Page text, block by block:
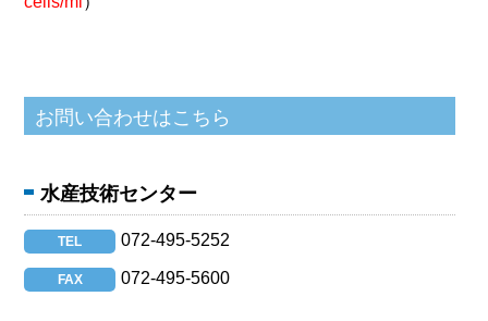
水産技術センター
TEL 072-495-5252
FAX 072-495-5600